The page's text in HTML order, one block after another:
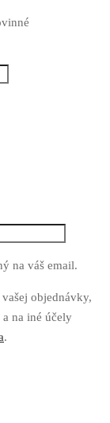
na váš email.
objednávky,
na iné účely
.